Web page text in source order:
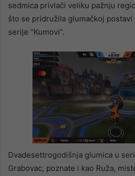
sedmica privlači veliku pažnju
što se pridružila glumačkoj
serije “Kumovi”.
Dvadesettrogodišnja glumica u
Grabovac, poznate i kao Ruža,